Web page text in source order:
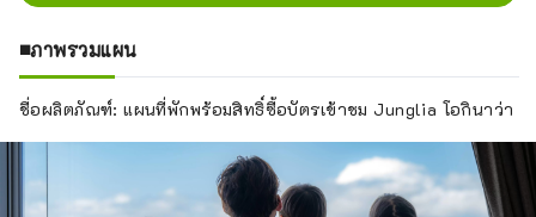
■ภาพรวมแผน
ชื่อผลิตภัณฑ์: แผนที่พักพร้อมสิทธิ์ซื้อบัตรเข้าชม Junglia โอกินาว่า